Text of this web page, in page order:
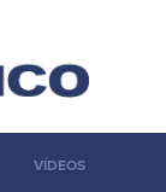
VÍDEOS